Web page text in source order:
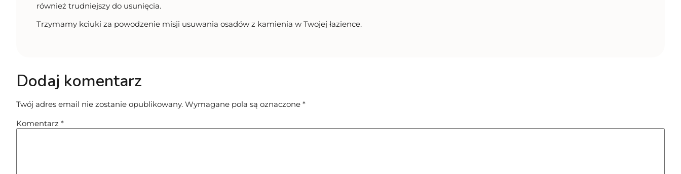
również trudniejszy do usunięcia.
Trzymamy kciuki za powodzenie misji usuwania osadów z kamienia w Twojej łazience.
Dodaj komentarz
Twój adres email nie zostanie opublikowany. Wymagane pola są oznaczone *
Komentarz *